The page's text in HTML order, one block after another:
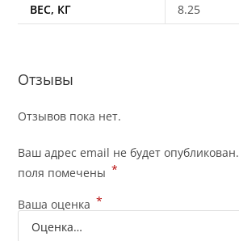
ВЕС, КГ
8.25
Отзывы
Отзывов пока нет.
Ваш адрес email не будет опубликован.
поля помечены *
Ваша оценка *